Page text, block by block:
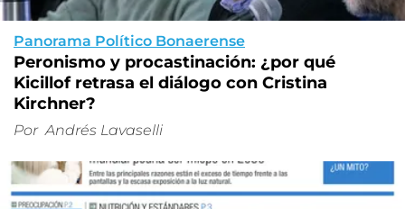
Panorama Político Bonaerense
Peronismo y procastinación: ¿por qué
Kicillof retrasa el diálogo con Cristina
Kirchner?
Por Andrés Lavaselli